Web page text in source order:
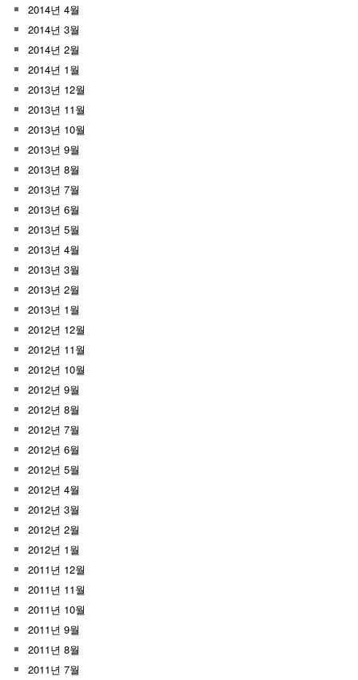
2014년 4월
2014년 3월
2014년 2월
2014년 1월
2013년 12월
2013년 11월
2013년 10월
2013년 9월
2013년 8월
2013년 7월
2013년 6월
2013년 5월
2013년 4월
2013년 3월
2013년 2월
2013년 1월
2012년 12월
2012년 11월
2012년 10월
2012년 9월
2012년 8월
2012년 7월
2012년 6월
2012년 5월
2012년 4월
2012년 3월
2012년 2월
2012년 1월
2011년 12월
2011년 11월
2011년 10월
2011년 9월
2011년 8월
2011년 7월